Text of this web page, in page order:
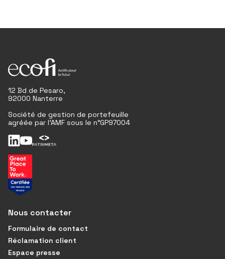
12 Bd de Pesaro,
92000 Nanterre
Société de gestion de portefeuille
agréée par l'AMF sous le n°GP97004
Nous contacter
Formulaire de contact
Réclamation client
Espace presse